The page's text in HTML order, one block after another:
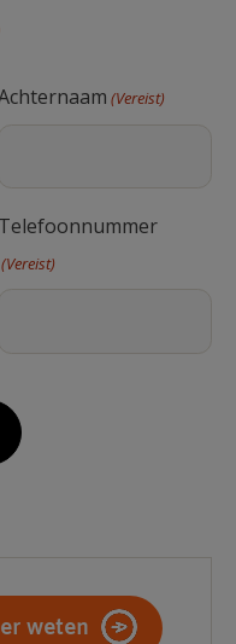
(Vereist)
Telefoonnummer
(Vereist)
weten